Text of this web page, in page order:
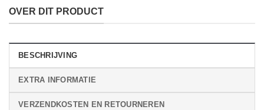
OVER DIT PRODUCT
BESCHRIJVING
EXTRA INFORMATIE
VERZENDKOSTEN EN RETOURNEREN